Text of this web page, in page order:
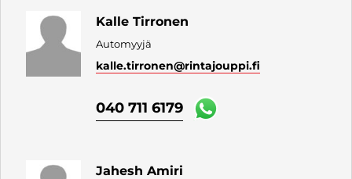
Kalle Tirronen
Automyyjä
kalle.tirronen@rintajouppi.fi
040 711 6179
Jahesh Amiri